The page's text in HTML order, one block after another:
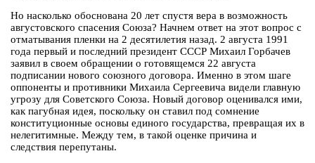
Но насколько обоснована 20 лет спустя вера в возможность
августовского спасения Союза? Начнем ответ на этот вопрос с
отматывания пленки на 2 десятилетия назад. 2 августа 1991
года первый и последний президент СССР Михаил Горбачев
заявил в своем обращении о готовящемся 22 августа
подписании нового союзного договора. Именно в этом шаге
оппоненты и противники Михаила Сергеевича видели главную
угрозу для Советского Союза. Новый договор оценивался ими,
как пагубная идея, поскольку он ставил под сомнение
конституционные основы единого государства, превращая их в
нелегитимные. Между тем, в такой оценке причина и
следствия перепутаны.